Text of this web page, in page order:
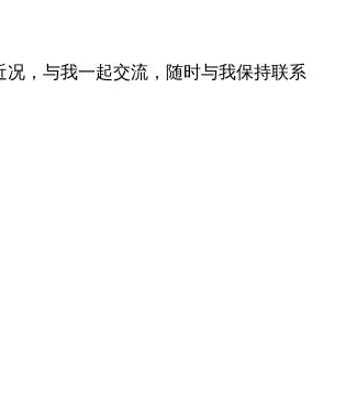
，与我一起交流，随时与我保持联系